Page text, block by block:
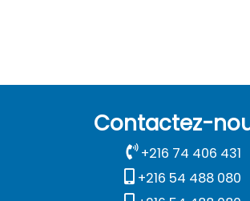
Contactez-
+216 74 406 431
+216 54 488 080